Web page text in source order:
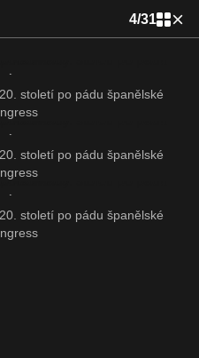
4/31
století po pádu španělské
století po pádu španělské
století po pádu španělské